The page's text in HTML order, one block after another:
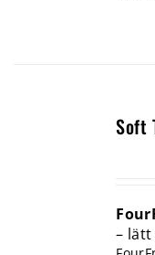
Soft
– lätt